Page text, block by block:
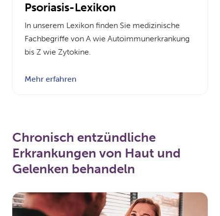
Psoriasis-Lexikon
In unserem Lexikon finden Sie medizinische
Fachbegriffe von A wie Autoimmunerkrankung
bis Z wie Zytokine.
Mehr erfahren
Chronisch entzündliche
Erkrankungen von Haut und
Gelenken behandeln